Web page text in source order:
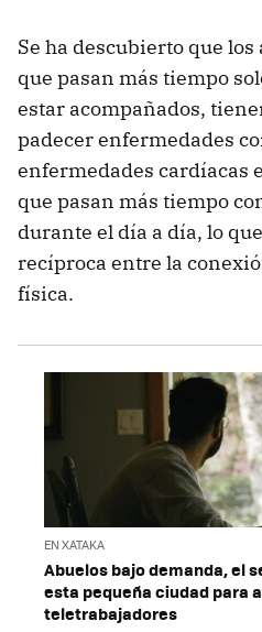
Se ha descubierto que
que pasan más tiempo
estar acompañados,
padecer enfermedades
enfermedades cardíacas
que pasan más tiempo
durante el día a día, lo
recíproca entre la
física.
EN XATAKA
Abuelos bajo demanda, el
esta pequeña ciudad para
teletrabajadores